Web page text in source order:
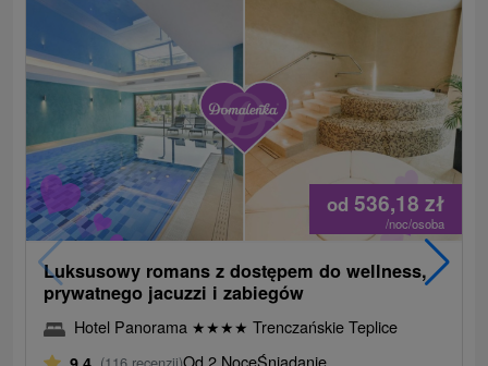
od 536,18zł
/noc/osoba
Luksusowy romans z dostępem do wellness,
prywatnego jacuzzi i zabiegów
Hotel Panorama ★★★★ Trenczańskie Teplice